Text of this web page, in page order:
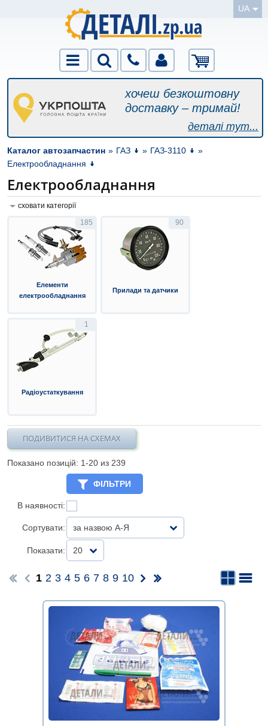
UA
хочеш безкоштовну
доставку – тримай!
деталі тут...
Каталог автозапчастин » ГАЗ » ГАЗ-3110
»
Електрообладнання
Електрообладнання
сховати категорії
185
Елементи
електрообладнання
90
Прилади та датчики
1
Радіоустаткування
ПОДИВИТИСЯ НА СХЕМАХ
Показано позицій: 1-20 из 239
ФІЛЬТРИ
В наявності:
Сортувати: за назвою А-Я
Показати: 20
1 2 3 4 5 6 7 8 9 10